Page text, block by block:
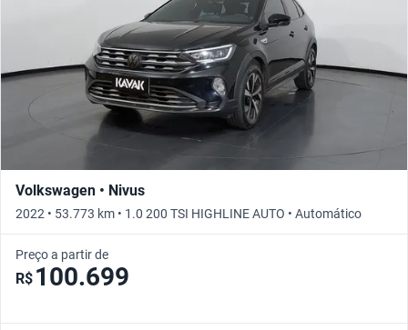
Volkswagen • Nivus
2022 • 53.773 km • 1.0 200 TSI HIGHLINE AUTO • Automático
Preço a partir de
R$ 100.699